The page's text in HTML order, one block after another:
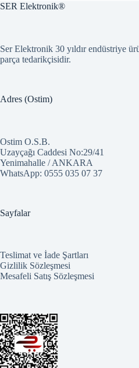
SER Elektronik®
Ser Elektronik 30 yıldır endüstriye
parça tedarikçisidir.
Adres (Ostim)
Ostim O.S.B.
Uzayçağı Caddesi No:29/41
Yenimahalle / ANKARA
WhatsApp: 0555 035 07 37
Sayfalar
Teslimat ve İade Şartları
Gizlilik Sözleşmesi
Mesafeli Satış Sözleşmesi